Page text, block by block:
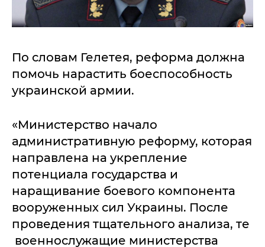
По словам Гелетея, реформа должна
помочь нарастить боеспособность
украинской армии.
«Министерство начало
административную реформу, которая
направлена на укрепление
потенциала государства и
наращивание боевого компонента
вооруженных сил Украины. После
проведения тщательного анализа, те
военнослужащие министерства